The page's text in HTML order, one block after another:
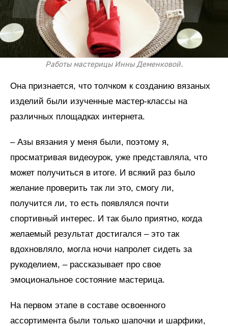
Работы мастерицы Инны Деменковой.
Она признается, что толчком к созданию вязаных
изделий были изученные мастер-классы на
различных площадках интернета.
– Азы вязания у меня были, поэтому я,
просматривая видеоурок, уже представляла, что
может получиться в итоге. И всякий раз было
желание проверить так ли это, смогу ли,
получится ли, то есть появлялся почти
спортивный интерес. И так было приятно, когда
желаемый результат достигался – это так
вдохновляло, могла ночи напролет сидеть за
рукоделием, – рассказывает про свое
эмоциональное состояние мастерица.
На первом этапе в составе освоенного
ассортимента были только шапочки и шарфики,